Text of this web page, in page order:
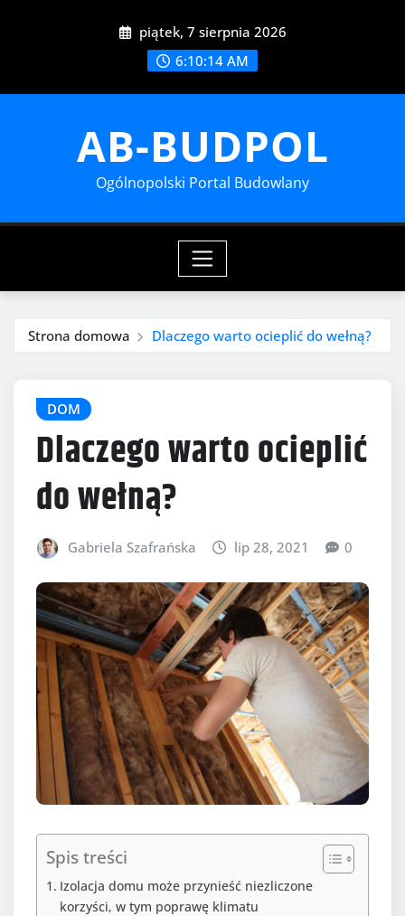
piątek, 7 sierpnia 2026
6:10:16 AM
AB-BUDPOL
Ogólnopolski Portal Budowlany
Strona domowa Dlaczego warto ocieplić do wełną?
DOM
Dlaczego warto ocieplić
do wełną?
Gabriela Szafrańska lip 28, 2021 0
Spis treści
Izolacja domu może przynieść niezliczone
korzyści, w tym poprawę klimatu